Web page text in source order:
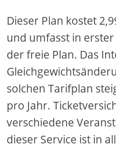
Dieser Plan kostet
und umfasst in
der freie Plan. Das
solchen Tarifplan
pro Jahr.
verschiedene
dieser Service ist in